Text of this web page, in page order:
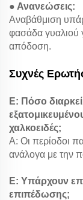
● Ανανεώσεις:
Αναβάθμιση
φασάδα γυαλιού
απόδοση.
Συχνές
Ε: Πόσο
χαλκοειδές;
Α: Οι περίοδοι
ανάλογα με την
Ε: Υπάρχουν
επιπέδωσης;